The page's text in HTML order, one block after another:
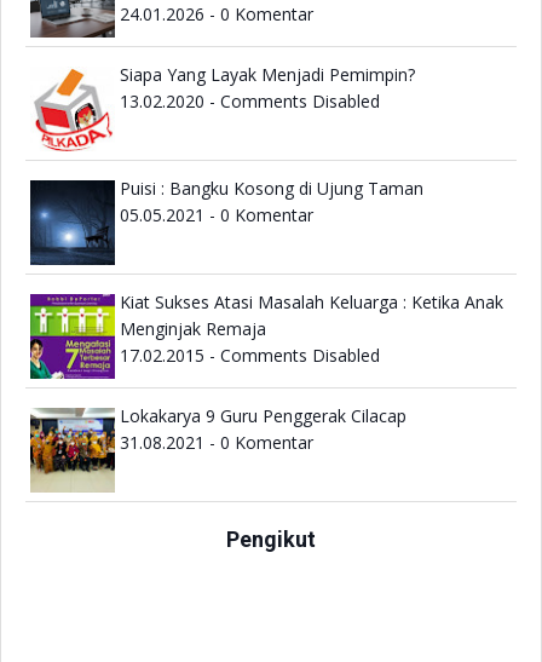
Belajar Bermakna dan Menyenangkan dengan
Diferensiasi
Sekolah Saja Tak Pernah Cukup dan Relevansinya dengan
Merdeka Belajar
Sekolah Dibubarkan Saja
Baca Buku Membangun Literasi Sains Peserta Didik
24.01.2026 - 0 Komentar
Siapa Yang Layak Menjadi Pemimpin?
13.02.2020 - Comments Disabled
Puisi : Bangku Kosong di Ujung Taman
05.05.2021 - 0 Komentar
Kiat Sukses Atasi Masalah Keluarga : Ketika Anak
Menginjak Remaja
17.02.2015 - Comments Disabled
Lokakarya 9 Guru Penggerak Cilacap
31.08.2021 - 0 Komentar
Pengikut